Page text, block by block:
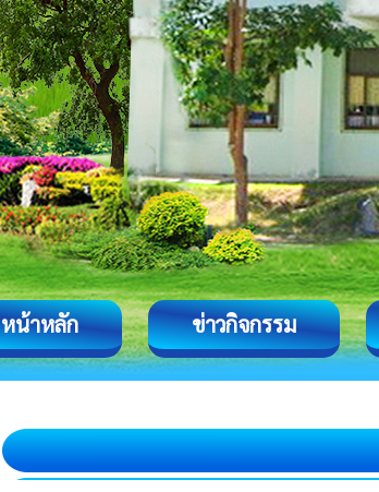
หน้าหลัก ข่าวกิจกรรม